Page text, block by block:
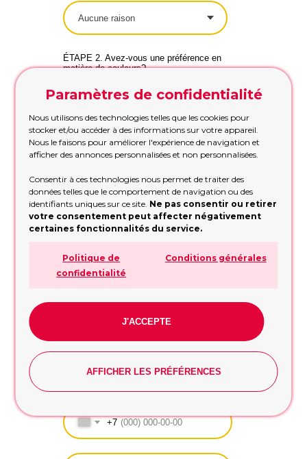
ÉTAPE 2. Avez-vous une préférence en
matière de couleurs?
ÉTAPE 3 : Pour qui les ballons?
pour elle
pour l entreprise/la
famille
300
+7
Paramètres de confidentialité
Nous utilisons des technologies telles que les cookies pour
stocker et/ou accéder à des informations sur votre appareil.
Nous le faisons pour améliorer l'expérience de navigation et
afficher des annonces personnalisées et non personnalisées.
Consentir à ces technologies nous permet de traiter des
données telles que le comportement de navigation ou des
identifiants uniques sur ce site. Ne pas consentir ou retirer
votre consentement peut affecter négativement
certaines fonctionnalités du service.
Politique de
confidentialité
Conditions générales
J'ACCEPTE
AFFICHER LES PRÉFÉRENCES